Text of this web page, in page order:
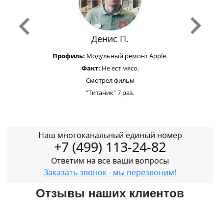
Денис П.
Профиль: Модульный ремонт Apple.
Факт: Не ест мясо.
Смотрел фильм
"Титаник" 7 раз.
Наш многоканальный единый номер
+7 (499) 113-24-82
Ответим на все ваши вопросы
Заказать звонок - мы перезвоним!
Отзывы наших клиентов